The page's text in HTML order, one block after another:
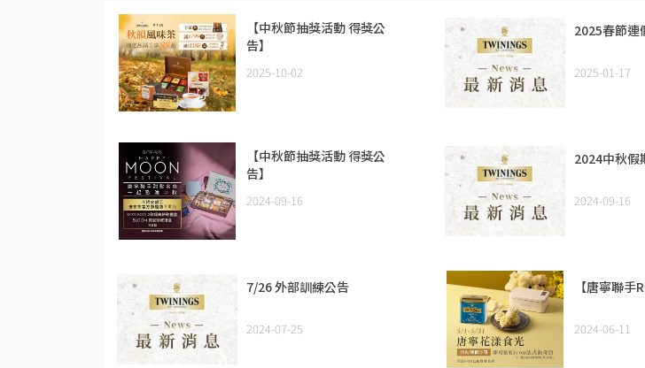
【中秋節抽獎活動 得獎公
告】
2025-10-02
2025春節連
2025-01-17
【中秋節抽獎活動 得獎公
告】
2024-09-16
2024中秋假
2024-09-16
7/26 外部訓練公告
2024-07-25
【唐寧聯手
2024-06-11